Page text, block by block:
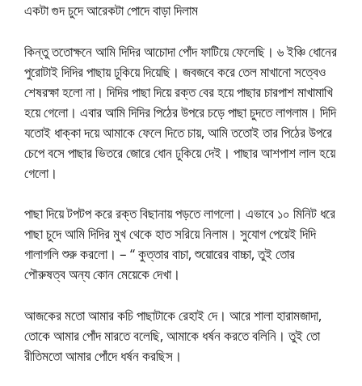
একটা গুদ চুদে আরেকটা পোদে বাড়া দিলাম
কিন্তু ততোক্ষনে আমি দিদির আচোদা পোঁদ ফাটিয়ে ফেলেছি। ৬ ইঞ্চি ধোনের
পুরোটাই দিদির পাছায় ঢুকিয়ে দিয়েছি। জবজবে করে তেল মাখানো সত্বেও
শেষরক্ষা হলো না। দিদির পাছা দিয়ে রক্ত বের হয়ে পাছার চারপাশ মাখামাখি
হয়ে গেলো। এবার আমি দিদির পিঠের উপরে চড়ে পাছা চুদতে লাগলাম। দিদি
যতোই ধাক্কা দয়ে আমাকে ফেলে দিতে চায়, আমি ততোই তার পিঠের উপরে
চেপে বসে পাছার ভিতরে জোরে ধোন ঢুকিয়ে দেই। পাছার আশপাশ লাল হয়ে
গেলো।
পাছা দিয়ে টপটপ করে রক্ত বিছানায় পড়তে লাগলো। এভাবে ১০ মিনিট ধরে
পাছা চুদে আমি দিদির মুখ থেকে হাত সরিয়ে নিলাম। সুযোগ পেয়েই দিদি
গালাগলি শুরু করলো। – “ কুত্তার বাচা, শুয়োরের বাচ্চা, তুই তোর
পৌরুষত্ব অন্য কোন মেয়েকে দেখা।
আজকের মতো আমার কচি পাছাটাকে রেহাই দে। আরে শালা হারামজাদা,
তোকে আমার পোঁদ মারতে বলেছি, আমাকে ধর্ষন করতে বলিনি। তুই তো
রীতিমতো আমার পোঁদে ধর্ষন করছিস।